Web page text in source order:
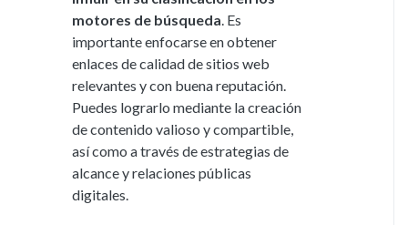
motores de búsqueda . Es
importante enfocarse en obtener
enlaces de calidad de sitios web
relevantes y con buena reputación.
Puedes lograrlo mediante la creación
de contenido valioso y compartible,
así como a través de estrategias de
alcance y relaciones públicas
digitales.